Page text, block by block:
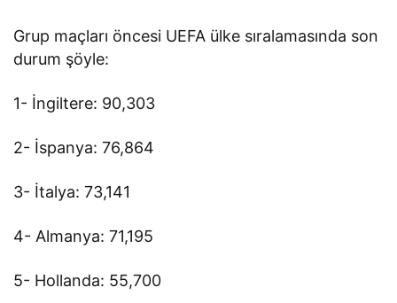
Grup maçları öncesi UEFA ülke sıralamasında son
durum şöyle:
1- İngiltere: 90,303
2- İspanya: 76,864
3- İtalya: 73,141
4- Almanya: 71,195
5- Hollanda: 55,700